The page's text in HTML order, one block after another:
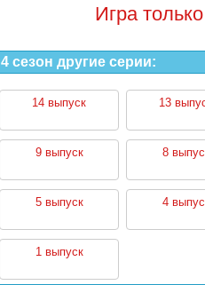
Игра
4 сезон другие серии:
14 выпуск 13
9 выпуск 8
5 выпуск 4
1 выпуск